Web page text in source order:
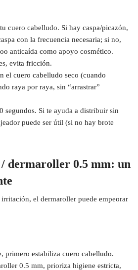
cuero cabelludo. Si hay caspa/picazón,
con la frecuencia necesaria; si no,
anticaída como apoyo cosmético.
evita fricción.
el cuero cabelludo seco (cuando
raya por raya, sin “arrastrar”
segundos. Si te ayuda a distribuir sin
puede ser útil (si no hay brote
dermaroller 0.5 mm: un
irritación, el dermaroller puede empeorar
primero estabiliza cuero cabelludo.
0.5 mm, prioriza higiene estricta,